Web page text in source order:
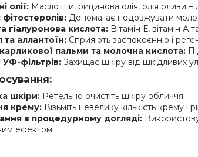
олії: Масло ши, рицинова олія, олія оливи
Допомагає подовжувати
гіалуронова кислота: Вітамін Е, вітамін
та аллантоїн: Сприяють заспокоєнню і
пальми та молочна кислота:
фільтрів: Захищає шкіру від шкідливих
шкіри: Ретельно очистіть шкіру обличчя.
крему: Візьміть невелику кількість крему
в процедурному догляді:
ефектом.